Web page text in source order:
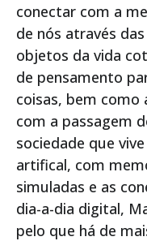
conectar com a
de nós através
objetos da vida
de pensamento
coisas, bem como
com a passagem
sociedade que
artifical, com
simuladas e as
dia-a-dia digital,
pelo que há de